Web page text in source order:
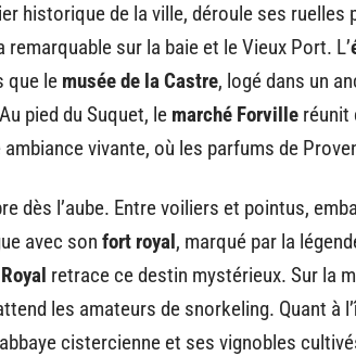
historique de la ville, déroule ses ruelles
remarquable sur la baie et le Vieux Port. L’
que le musée de la Castre, logé dans un
pied du Suquet, le marché Forville réunit
ambiance vivante, où les parfums de
dès l’aube. Entre voiliers et pointus,
avec son fort royal, marqué par la
retrace ce destin mystérieux. Sur la
les amateurs de snorkeling. Quant à l’
cistercienne et ses vignobles